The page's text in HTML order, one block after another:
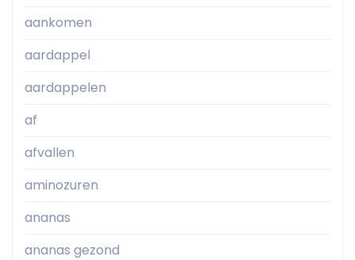
aankomen
aardappel
aardappelen
af
afvallen
aminozuren
ananas
ananas gezond